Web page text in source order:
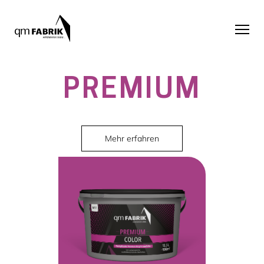
PREMIUM
Mehr erfahren